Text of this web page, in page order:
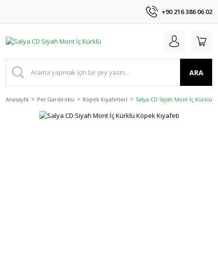
+90 216 386 06 02
ARA
Anasayfa Pet Gardırobu Köpek Kıyafetleri Salya CD Siyah Mont İç Kürklü